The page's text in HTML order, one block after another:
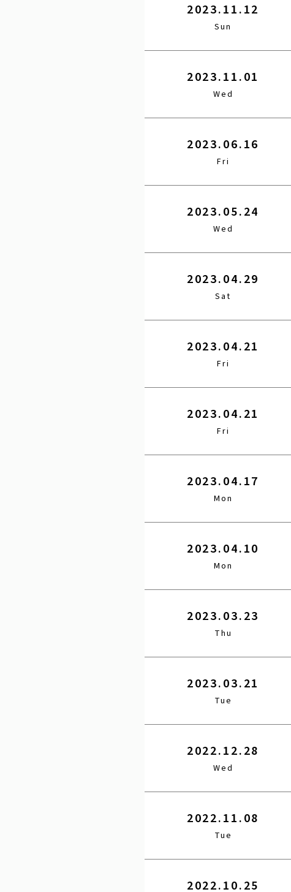
2023.11.12
Sun
2023.11.01
Wed
2023.06.16
Fri
2023.05.24
Wed
2023.04.29
Sat
2023.04.21
Fri
2023.04.21
Fri
2023.04.17
Mon
2023.04.10
Mon
2023.03.23
Thu
2023.03.21
Tue
2022.12.28
Wed
2022.11.08
Tue
2022.10.25